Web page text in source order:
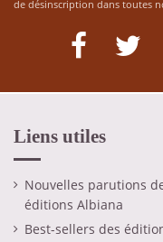
de désinscription dans toutes
Liens utiles
Nouvelles parutions
éditions Albiana
Best-sellers des